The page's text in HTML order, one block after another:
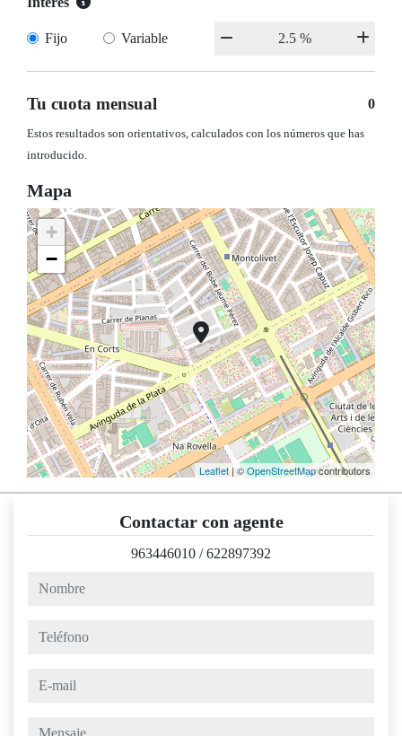
Fijo Variable
Tu cuota mensual 0
Estos resultados son orientativos, calculados con los números que has
introducido.
Mapa
+
−
Leaflet | ©OpenStreetMapcontributors
Contactar con agente
963446010 /622897392
nombre
teléfono
e-mail
mensaje